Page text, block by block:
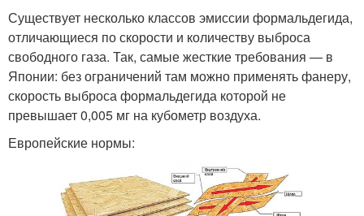
Существует несколько классов эмиссии формальдегида,
отличающиеся по скорости и количеству выброса
свободного газа. Так, самые жесткие требования — в
Японии: без ограничений там можно применять фанеру,
скорость выброса формальдегида которой не
превышает 0,005 мг на кубометр воздуха.
Европейские нормы: